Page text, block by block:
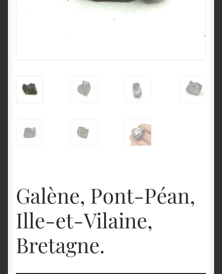
Galène, Pont-Péan,
Ille-et-Vilaine,
Bretagne.